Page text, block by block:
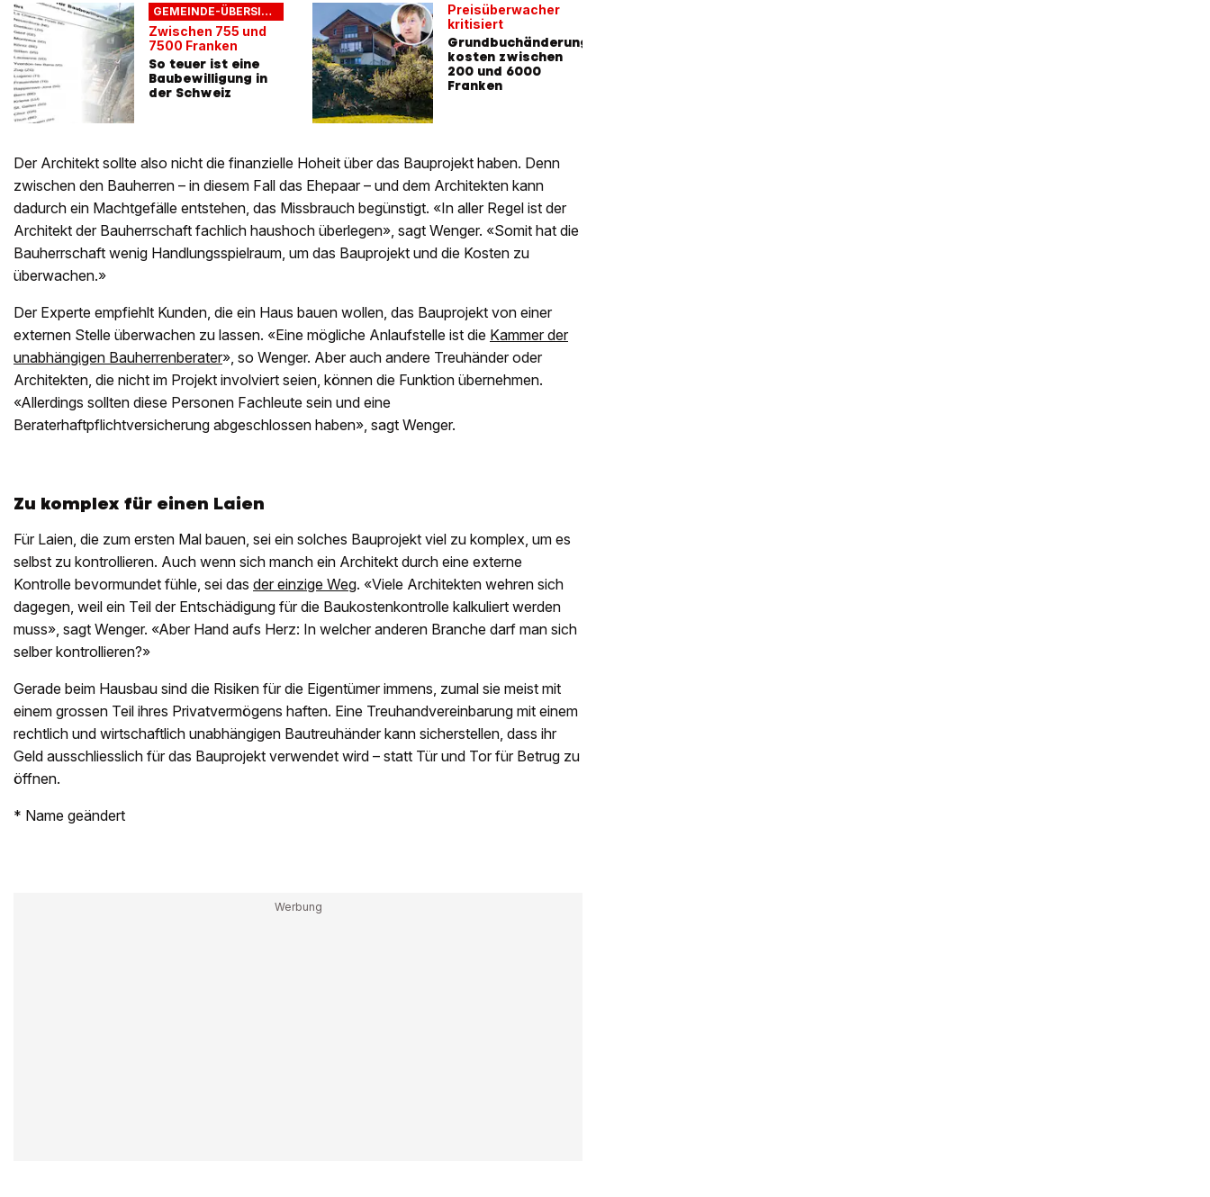
GEMEINDE-ÜBERSICHT
Zwischen 755 und
7500 Franken
So teuer ist eine
Baubewilligung in
der Schweiz
Preisüberwacher
kritisiert
Grundbuchänderungen
kosten zwischen
200 und 6000
Franken
Der Architekt sollte also nicht die finanzielle Hoheit über das Bauprojekt haben. Denn
zwischen den Bauherren – in diesem Fall das Ehepaar – und dem Architekten kann
dadurch ein Machtgefälle entstehen, das Missbrauch begünstigt. «In aller Regel ist der
Architekt der Bauherrschaft fachlich haushoch überlegen», sagt Wenger. «Somit hat die
Bauherrschaft wenig Handlungsspielraum, um das Bauprojekt und die Kosten zu
überwachen.»
Der Experte empfiehlt Kunden, die ein Haus bauen wollen, das Bauprojekt von einer
externen Stelle überwachen zu lassen. «Eine mögliche Anlaufstelle ist die Kammer der
unabhängigen Bauherrenberater», so Wenger. Aber auch andere Treuhänder oder
Architekten, die nicht im Projekt involviert seien, können die Funktion übernehmen.
«Allerdings sollten diese Personen Fachleute sein und eine
Beraterhaftpflichtversicherung abgeschlossen haben», sagt Wenger.
Zu komplex für einen Laien
Für Laien, die zum ersten Mal bauen, sei ein solches Bauprojekt viel zu komplex, um es
selbst zu kontrollieren. Auch wenn sich manch ein Architekt durch eine externe
Kontrolle bevormundet fühle, sei das der einzige Weg. «Viele Architekten wehren sich
dagegen, weil ein Teil der Entschädigung für die Baukostenkontrolle kalkuliert werden
muss», sagt Wenger. «Aber Hand aufs Herz: In welcher anderen Branche darf man sich
selber kontrollieren?»
Gerade beim Hausbau sind die Risiken für die Eigentümer immens, zumal sie meist mit
einem grossen Teil ihres Privatvermögens haften. Eine Treuhandvereinbarung mit einem
rechtlich und wirtschaftlich unabhängigen Bautreuhänder kann sicherstellen, dass ihr
Geld ausschliesslich für das Bauprojekt verwendet wird – statt Tür und Tor für Betrug zu
öffnen.
* Name geändert